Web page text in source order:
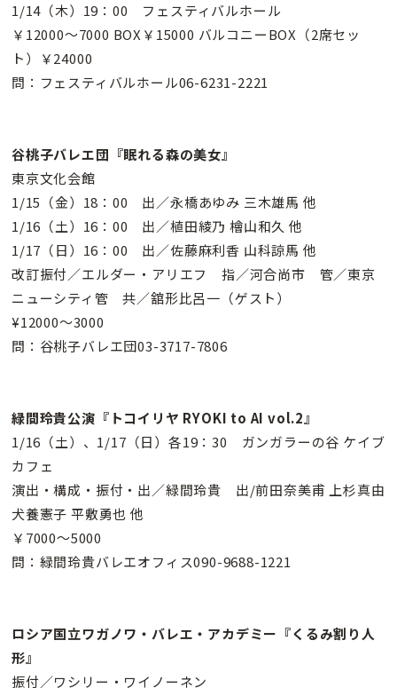
1/14（木）19：00 フェスティバルホール
￥12000〜7000 BOX￥15000 バルコニーBOX（2席セッ
ト）￥24000
問：フェスティバルホール06-6231-2221
谷桃子バレエ団『眠れる森の美女』
東京文化会館
1/15（金）18：00 出／永橋あゆみ 三木雄馬 他
1/16（土）16：00 出／植田綾乃 檜山和久 他
1/17（日）16：00 出／佐藤麻利香 山科諒馬 他
改訂振付／エルダー・アリエフ 指／河合尚市 管／東京
ニューシティ管 共／舘形比呂一（ゲスト）
¥12000〜3000
問：谷桃子バレエ団03-3717-7806
緑間玲貴公演『トコイリヤ RYOKI to AI vol.2』
1/16（土）、1/17（日）各19：30 ガンガラーの谷 ケイブ
カフェ
演出・構成・振付・出／緑間玲貴 出/前田奈美甫 上杉真由
犬養憲子 平敷勇也 他
￥7000〜5000
問：緑間玲貴バレエオフィス090-9688-1221
ロシア国立ワガノワ・バレエ・アカデミー『くるみ割り人
形』
振付／ワシリー・ワイノーネン